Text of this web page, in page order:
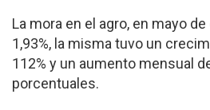
La mora en el agro, en mayo
1,93%, la misma tuvo un
112% y un aumento mensual
porcentuales.